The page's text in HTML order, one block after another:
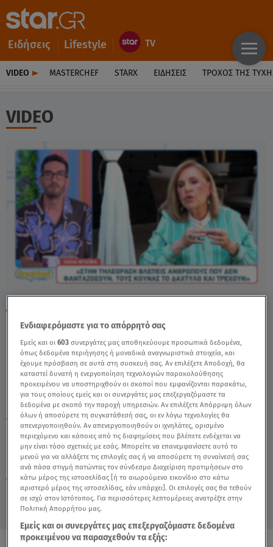
Ειδήσεις Lifestyle
VIDEO MASTERCHEF STARX ΕΙΔΉΣΕΙΣ ΤΡΟΧΌΣ ΤΗΣ
VIDEO
Κυριακή 9 Αυγούστου 2026
03.07.26, 11:38 CELEBRITIES & GOSSIP ΝΕΑ
Λόλα Νταϊφά: Η Πιο Δύσκολη Στιγμή Στην
Καριέρα Της - Video
TAGS: ΛΟΛΑ ΝΤΑΪΦΑ BREAKFAST@STAR
Ενδιαφερόμαστε για το απόρρητό σας
Εμείς και οι603 συνεργάτες μας αποθηκεύουμε προσωπικά δεδομένα,
όπως δεδομένα περιήγησης ή μοναδικά αναγνωριστικά στοιχεία, και
έχουμε πρόσβαση σε αυτά στη συσκευή σας. Αν επιλέξετε Αποδοχή, θα
καταστεί δυνατή η ενεργοποίηση τεχνολογιών παρακολούθησης
προκειμένου να υποστηριχθούν οι σκοποί που εμφανίζονται παρακάτω,
για τους οποίους εμείς και οι συνεργάτες μας επεξεργαζόμαστε τα
δεδομένα με σκοπό την παροχή υπηρεσιών. Αν επιλέξετε Απόρριψη όλων
όλων ή αποσύρετε τη συγκατάθεσή σας, οι εν λόγω τεχνολογίες θα
απενεργοποιηθούν. Αν απενεργοποιηθούν οι ιχνηλάτες, ορισμένο
περιεχόμενο και κάποιες από τις διαφημίσεις που βλέπετε ενδέχεται να
μην είναι τόσο σχετικές με εσάς. Μπορείτε να επανεμφανίσετε αυτό το
μενού για να αλλάξετε τις επιλογές σας ή να αποσύρετε τη συναίνεσή σας
ανά πάσα στιγμή πατώντας τον σύνδεσμο Διαχείριση προτιμήσεων στο
κάτω μέρος της ιστοσελίδας [ή το αιωρούμενο εικονίδιο στο κάτω
αριστερό μέρος της ιστοσελίδας, εάν υπάρχει]. Οι επιλογές σας θα τεθούν
σε ισχύ στον Ιστότοπος. Για περισσότερες λεπτομέρειες ανατρέξτε στην
Πολιτική Απορρήτου μας.
Εμείς και οι συνεργάτες μας επεξεργαζόμαστε δεδομένα
προκειμένου να παρασχεθούν τα εξής: